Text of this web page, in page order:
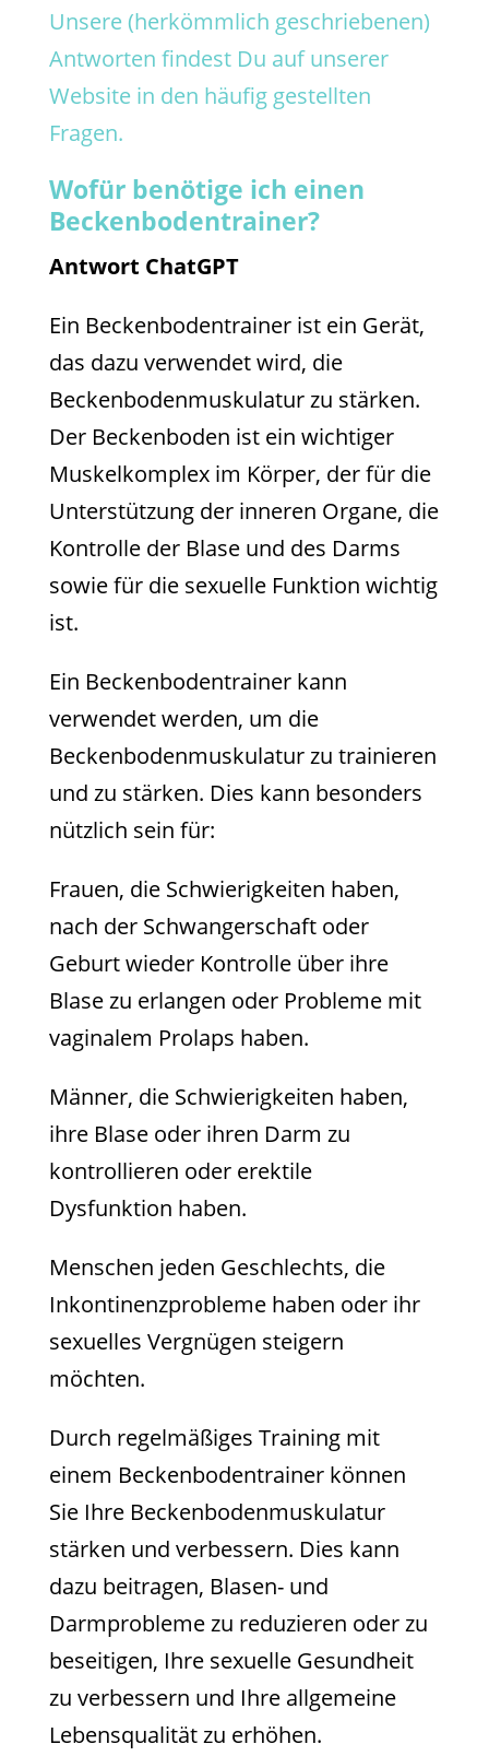
Unsere (herkömmlich geschriebenen)
Antworten findest Du auf unserer
Website in den häufig gestellten
Fragen.
Wofür benötige ich einen
Beckenbodentrainer?
Antwort ChatGPT
Ein Beckenbodentrainer ist ein Gerät,
das dazu verwendet wird, die
Beckenbodenmuskulatur zu stärken.
Der Beckenboden ist ein wichtiger
Muskelkomplex im Körper, der für die
Unterstützung der inneren Organe, die
Kontrolle der Blase und des Darms
sowie für die sexuelle Funktion wichtig
ist.
Ein Beckenbodentrainer kann
verwendet werden, um die
Beckenbodenmuskulatur zu trainieren
und zu stärken. Dies kann besonders
nützlich sein für:
Frauen, die Schwierigkeiten haben,
nach der Schwangerschaft oder
Geburt wieder Kontrolle über ihre
Blase zu erlangen oder Probleme mit
vaginalem Prolaps haben.
Männer, die Schwierigkeiten haben,
ihre Blase oder ihren Darm zu
kontrollieren oder erektile
Dysfunktion haben.
Menschen jeden Geschlechts, die
Inkontinenzprobleme haben oder ihr
sexuelles Vergnügen steigern
möchten.
Durch regelmäßiges Training mit
einem Beckenbodentrainer können
Sie Ihre Beckenbodenmuskulatur
stärken und verbessern. Dies kann
dazu beitragen, Blasen- und
Darmprobleme zu reduzieren oder zu
beseitigen, Ihre sexuelle Gesundheit
zu verbessern und Ihre allgemeine
Lebensqualität zu erhöhen.